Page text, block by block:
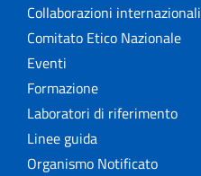
Collaborazioni internazionali
Comitato Etico Nazionale
Eventi
Formazione
Laboratori di riferimento
Linee guida
Organismo Notificato